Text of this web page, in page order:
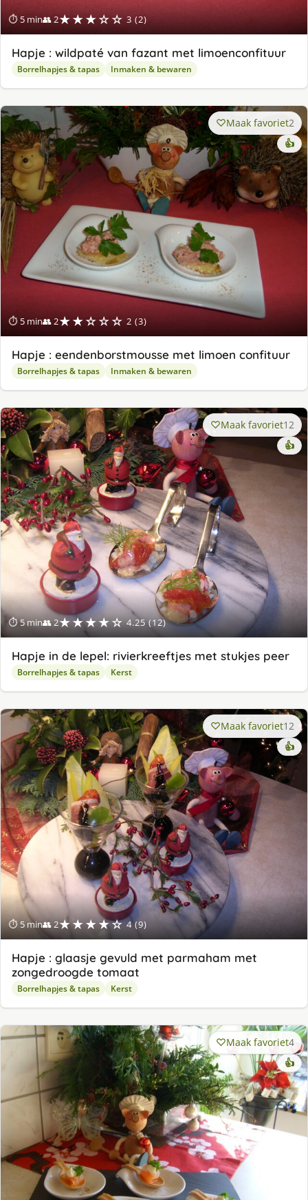
⏱ 5 min👥 2★★★☆☆ 3 (2)
Hapje : wildpaté van fazant met limoenconfituur
Borrelhapjes & tapas Inmaken & bewaren
⏱ 5 min👥 2★★☆☆☆ 2 (3)
Maak favoriet2
👍
Hapje : eendenborstmousse met limoen confituur
Borrelhapjes & tapas Inmaken & bewaren
⏱ 5 min👥 2★★★★☆ 4.25 (12)
Maak favoriet12
👍
Hapje in de lepel: rivierkreeftjes met stukjes peer
Borrelhapjes & tapas Kerst
⏱ 5 min👥 2★★★★☆ 4 (9)
Maak favoriet12
👍
Hapje : glaasje gevuld met parmaham met
zongedroogde tomaat
Borrelhapjes & tapas Kerst
Maak favoriet4
👍